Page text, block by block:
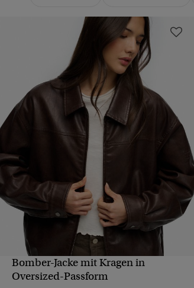
SCHNELLANSICHT
Bomber-Jacke mit Kragen in
Oversized-Passform